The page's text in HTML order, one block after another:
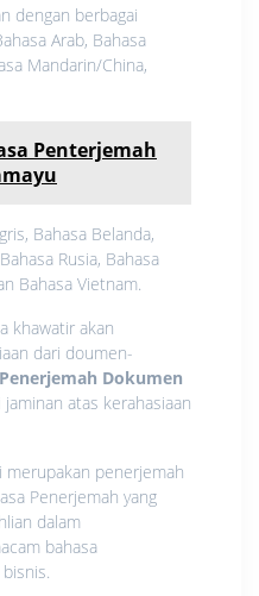
dengan berbagai
Arab, Bahasa
Mandarin/China,
Penterjemah
Bahasa Belanda,
Rusia, Bahasa
Bahasa Vietnam.
khawatir akan
dari doumen-
Penerjemah Dokumen
atas kerahasiaan
penerjemah
Penerjemah yang
dalam
bahasa